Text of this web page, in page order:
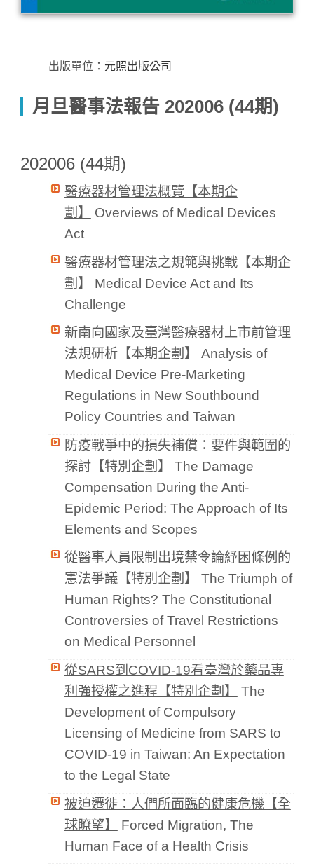
出版單位： 元照出版公司
月旦醫事法報告 202006 (44期)
202006 (44期)
醫療器材管理法概覽【本期企
劃】
Overviews of Medical Devices
Act
醫療器材管理法之規範與挑戰【本期企
劃】
Medical Device Act and Its
Challenge
新南向國家及臺灣醫療器材上市前管理
法規研析【本期企劃】
Analysis of
Medical Device Pre-Marketing
Regulations in New Southbound
Policy Countries and Taiwan
防疫戰爭中的損失補償：要件與範圍的
探討【特別企劃】
The Damage
Compensation During the Anti-
Epidemic Period: The Approach of Its
Elements and Scopes
從醫事人員限制出境禁令論紓困條例的
憲法爭議【特別企劃】
The Triumph of
Human Rights? The Constitutional
Controversies of Travel Restrictions
on Medical Personnel
從SARS到COVID-19看臺灣於藥品專
利強授權之進程【特別企劃】
The
Development of Compulsory
Licensing of Medicine from SARS to
COVID-19 in Taiwan: An Expectation
to the Legal State
被迫遷徙：人們所面臨的健康危機【全
球瞭望】
Forced Migration, The
Human Face of a Health Crisis